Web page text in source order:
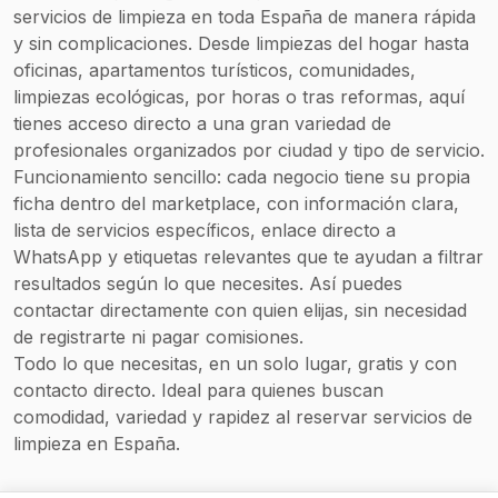
con reservas posibles en
un tiempo muy corto.
como una opción
destacada en servicios
residenciales y
corporativos en la zona
de Valencia.
servicios de limpieza en toda España de manera rápida
y sin complicaciones. Desde limpiezas del hogar hasta
oficinas, apartamentos turísticos, comunidades,
limpiezas ecológicas, por horas o tras reformas, aquí
tienes acceso directo a una gran variedad de
profesionales organizados por ciudad y tipo de servicio.
Funcionamiento sencillo: cada negocio tiene su propia
ficha dentro del marketplace, con información clara,
lista de servicios específicos, enlace directo a
WhatsApp y etiquetas relevantes que te ayudan a filtrar
resultados según lo que necesites. Así puedes
contactar directamente con quien elijas, sin necesidad
de registrarte ni pagar comisiones.
Todo lo que necesitas, en un solo lugar, gratis y con
contacto directo. Ideal para quienes buscan
comodidad, variedad y rapidez al reservar servicios de
limpieza en España.